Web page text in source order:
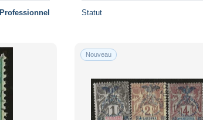
Professionnel Statut
Nouveau